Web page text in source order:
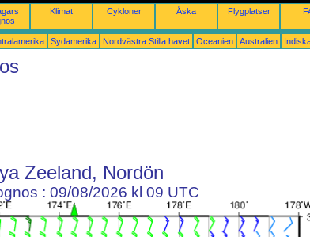
Klimat Cykloner Åska Flygplatser
Sydamerika Nordvästra Stilla havet Oceanien Australien
Zeeland, Nordön
: 09/08/2026 kl 09 UTC